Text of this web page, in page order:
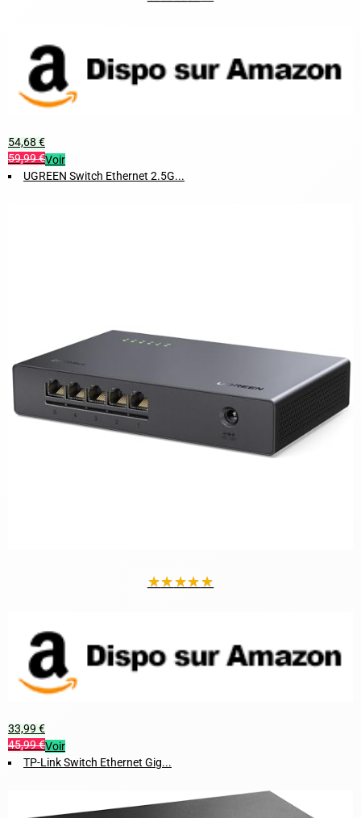
54,68 €
59,99 €Voir
UGREEN Switch Ethernet 2.5G...
★★★★★
33,99 €
45,99 €Voir
TP-Link Switch Ethernet Gig...